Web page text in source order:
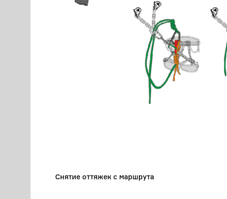
Снятие оттяжек с маршрута